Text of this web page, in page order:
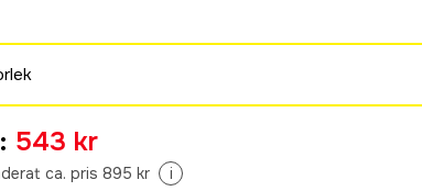
: 543 kr
ca. pris 895 kr i